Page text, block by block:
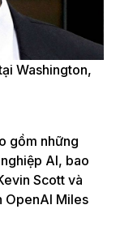
Washington,
gồm những
AI, bao
Scott và
OpenAI Miles